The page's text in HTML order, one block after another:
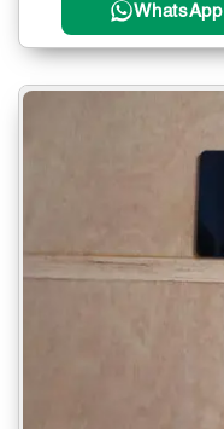
WhatsApp